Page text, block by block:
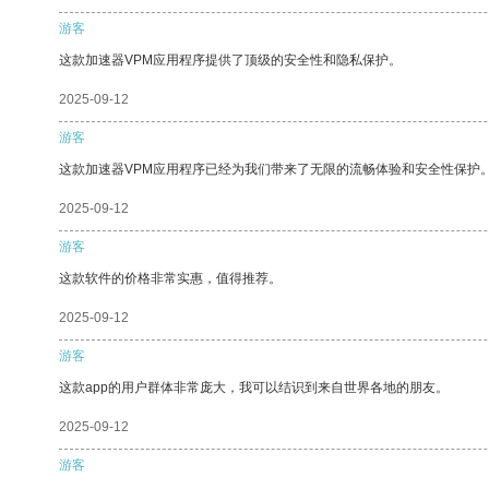
游客
这款加速器VPM应用程序提供了顶级的安全性和隐私保护。
2025-09-12
游客
这款加速器VPM应用程序已经为我们带来了无限的流畅体验和安全性保护
2025-09-12
游客
这款软件的价格非常实惠，值得推荐。
2025-09-12
游客
这款app的用户群体非常庞大，我可以结识到来自世界各地的朋友。
2025-09-12
游客